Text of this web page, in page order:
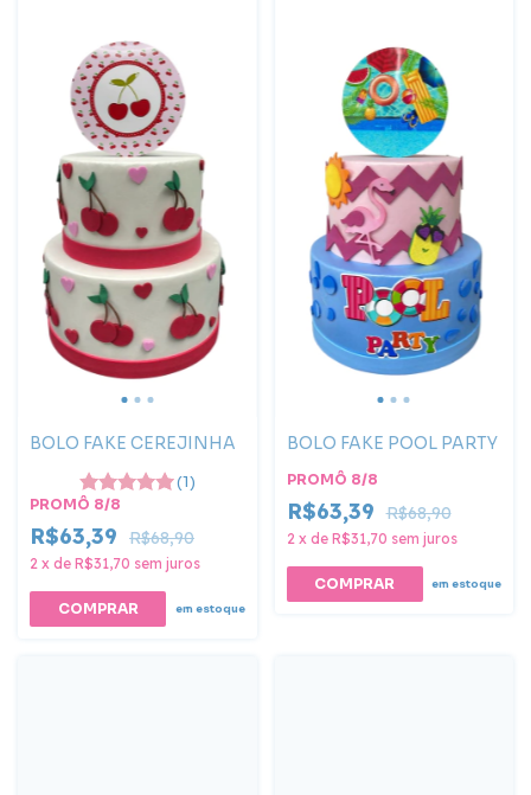
BOLO FAKE CEREJINHA
(1)
PROMÔ 8/8
R$63,39 R$68,90
2 x de R$31,70 sem juros
em estoque
BOLO FAKE POOL PARTY
PROMÔ 8/8
R$63,39 R$68,90
2 x de R$31,70 sem juros
COMPRAR em estoque